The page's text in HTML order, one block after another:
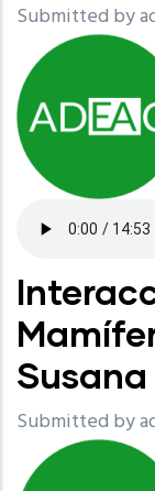
Submitted by
Submitted by